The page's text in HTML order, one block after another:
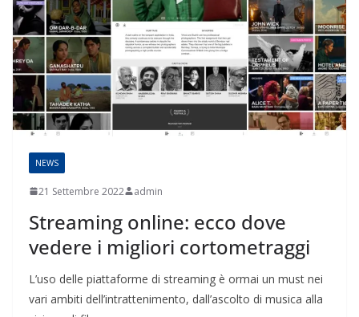
NEWS
21 Settembre 2022 admin
Streaming online: ecco dove
vedere i migliori cortometraggi
L’uso delle piattaforme di streaming è ormai un must nei
vari ambiti dell’intrattenimento, dall’ascolto di musica alla